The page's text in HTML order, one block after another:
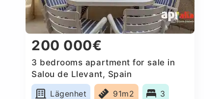
200 000€
3 bedrooms apartment for sale in
Salou de Llevant, Spain
Lägenhet
91m2 3